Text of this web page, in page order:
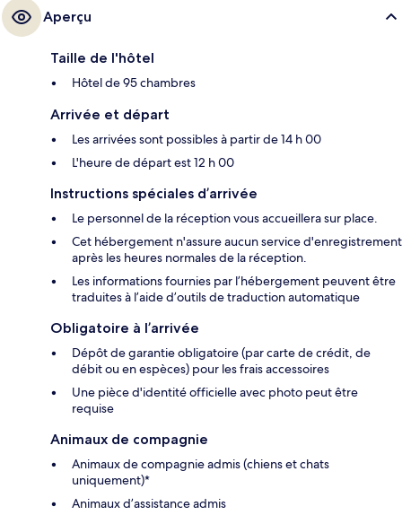
Aperçu
Taille de l'hôtel
Hôtel de 95 chambres
Arrivée et départ
Les arrivées sont possibles à partir de 14 h 00
L'heure de départ est 12 h 00
Instructions spéciales d’arrivée
Le personnel de la réception vous accueillera sur place.
Cet hébergement n'assure aucun service d'enregistrement
après les heures normales de la réception.
Les informations fournies par l’hébergement peuvent être
traduites à l’aide d’outils de traduction automatique
Obligatoire à l’arrivée
Dépôt de garantie obligatoire (par carte de crédit, de
débit ou en espèces) pour les frais accessoires
Une pièce d'identité officielle avec photo peut être
requise
Animaux de compagnie
Animaux de compagnie admis (chiens et chats
uniquement)*
Animaux d’assistance admis